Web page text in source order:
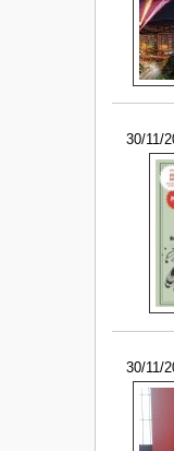
30/11/
30/11/